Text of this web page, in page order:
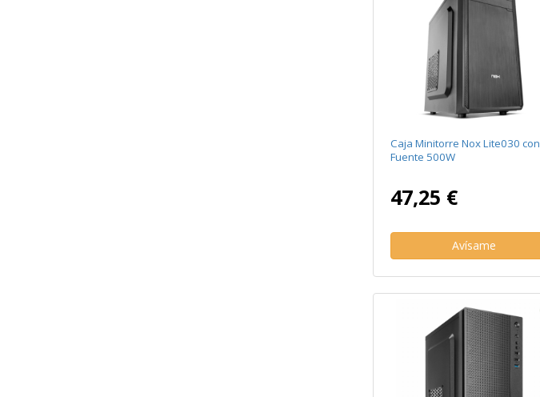
Caja Minitorre Nox Lite030 con
Fuente 500W
47,25 €
Avísame